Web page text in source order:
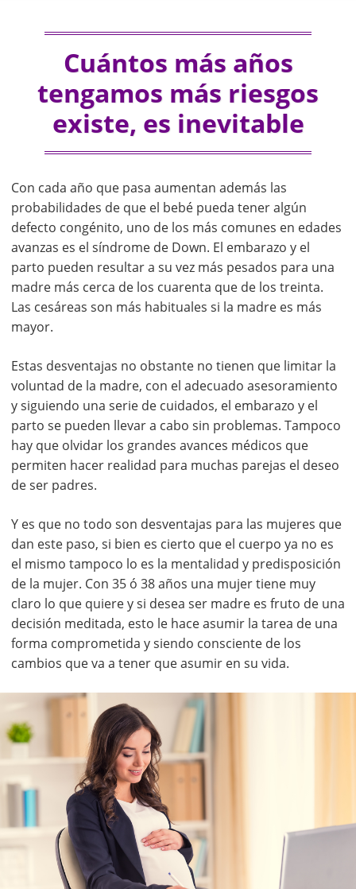
Cuántos más años
tengamos más riesgos
existe, es inevitable
Con cada año que pasa aumentan además las
probabilidades de que el bebé pueda tener algún
defecto congénito, uno de los más comunes en edades
avanzas es el síndrome de Down. El embarazo y el
parto pueden resultar a su vez más pesados para una
madre más cerca de los cuarenta que de los treinta.
Las cesáreas son más habituales si la madre es más
mayor.
Estas desventajas no obstante no tienen que limitar la
voluntad de la madre, con el adecuado asesoramiento
y siguiendo una serie de cuidados, el embarazo y el
parto se pueden llevar a cabo sin problemas. Tampoco
hay que olvidar los grandes avances médicos que
permiten hacer realidad para muchas parejas el deseo
de ser padres.
Y es que no todo son desventajas para las mujeres que
dan este paso, si bien es cierto que el cuerpo ya no es
el mismo tampoco lo es la mentalidad y predisposición
de la mujer. Con 35 ó 38 años una mujer tiene muy
claro lo que quiere y si desea ser madre es fruto de una
decisión meditada, esto le hace asumir la tarea de una
forma comprometida y siendo consciente de los
cambios que va a tener que asumir en su vida.